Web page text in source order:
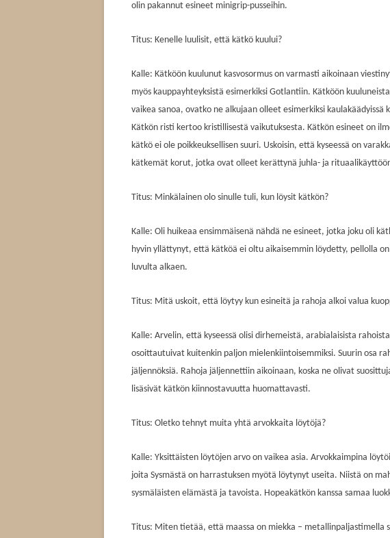
olin pakannut esineet minigrip-pusseihin.
Titus: Kenelle luulisit, että kätkö kuului?
Kalle: Kätköön kuulunut kasvosormus on varmasti aikoinaan
myös kauppayhteyksistä esimerkiksi Gotlantiin. Kätköön
vaikea sanoa, ovatko ne alkujaan olleet esimerkiksi
Kätkön risti kertoo kristillisestä vaikutuksesta. Kätkön esineet on
kätkö ei ole poikkeuksellisen suuri. Uskoisin, että kyseessä on
kätkemät korut, jotka ovat olleet kerättynä juhla- ja
Titus: Minkälainen olo sinulle tuli, kun löysit kätkön?
Kalle: Oli huikeaa ensimmäisenä nähdä ne esineet, jotka joku oli
hyvin yllättynyt, että kätköä ei oltu aikaisemmin löydetty, pellolla
luvulta alkaen.
Titus: Mitä uskoit, että löytyy kun esineitä ja rahoja alkoi valua
Kalle: Arvelin, että kyseessä olisi dirhemeistä, arabialaisista
osoittautuivat kuitenkin paljon mielenkiintoisemmiksi. Suurin osa
jäljennöksiä. Rahoja jäljennettiin aikoinaan, koska ne olivat
lisäsivät kätkön kiinnostavuutta huomattavasti.
Titus: Oletko tehnyt muita yhtä arvokkaita löytöjä?
Kalle: Yksittäisten löytöjen arvo on vaikea asia. Arvokkaimpina
joita Sysmästä on harrastuksen myötä löytynyt useita. Niistä on
sysmäläisten elämästä ja tavoista. Hopeakätkön kanssa samaa
Titus: Miten tietää, että maassa on miekka – metallinpaljastimella